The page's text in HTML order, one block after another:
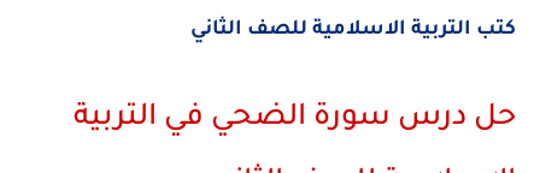
كتب التربية الاسلامية للصف الثاني
حل درس سورة الضحي في التربية